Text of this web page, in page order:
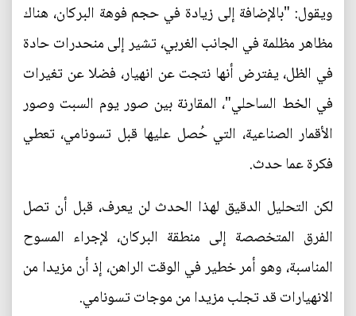
ويقول: "بالإضافة إلى زيادة في حجم فوهة البركان، هناك
مظاهر مظلمة في الجانب الغربي، تشير إلى منحدرات حادة
في الظل، يفترض أنها نتجت عن انهيار، فضلا عن تغيرات
في الخط الساحلي"، المقارنة بين صور يوم السبت وصور
الأقمار الصناعية، التي حُصل عليها قبل تسونامي، تعطي
فكرة عما حدث.
لكن التحليل الدقيق لهذا الحدث لن يعرف، قبل أن تصل
الفرق المتخصصة إلى منطقة البركان، لإجراء المسوح
المناسبة، وهو أمر خطير في الوقت الراهن، إذ أن مزيدا من
الانهيارات قد تجلب مزيدا من موجات تسونامي.